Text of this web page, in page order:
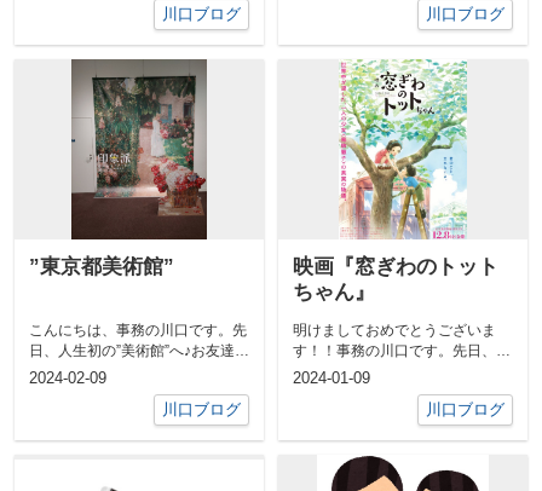
川口ブログ
川口ブログ
”東京都美術館”
こんにちは、事務の川口です。先
日、人生初の”美術館”へ♪お友達と
東京都美術館に行き『印象派 モ
2024-02-09
川口ブログ
映画『窓ぎわのトット
ちゃん』
明けましておめでとうございま
す！！事務の川口です。先日、お
友達と映画『窓ぎわのトットちゃ
2024-01-09
川口ブログ